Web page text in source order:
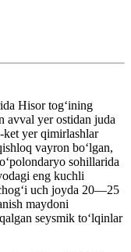
Hisor togʻining
avval yer ostidan juda
ket yer qimirlashlar
vayron boʻlgan,
sohillarida
eng kuchli
uch joyda 20—25
maydoni
seysmik toʻlqinlar